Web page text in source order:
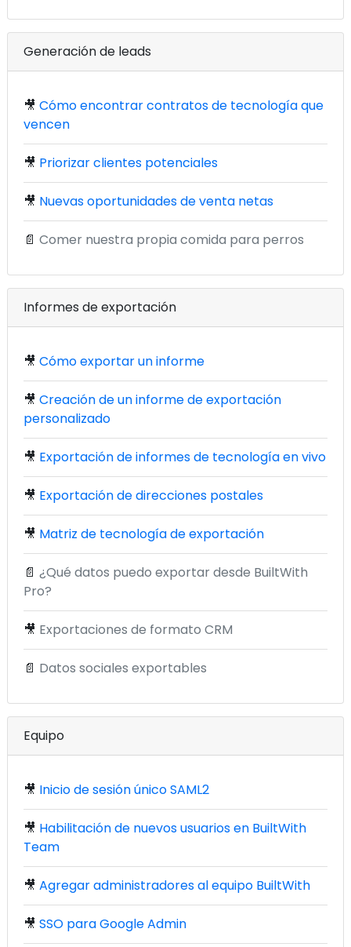
Generación de leads
🎥 Cómo encontrar contratos de tecnología que
vencen
🎥 Priorizar clientes potenciales
🎥 Nuevas oportunidades de venta netas
📄 Comer nuestra propia comida para perros
Informes de exportación
🎥 Cómo exportar un informe
🎥 Creación de un informe de exportación
personalizado
🎥 Exportación de informes de tecnología en vivo
🎥 Exportación de direcciones postales
🎥 Matriz de tecnología de exportación
📄 ¿Qué datos puedo exportar desde BuiltWith
Pro?
🎥 Exportaciones de formato CRM
📄 Datos sociales exportables
Equipo
🎥 Inicio de sesión único SAML2
🎥 Habilitación de nuevos usuarios en BuiltWith
Team
🎥 Agregar administradores al equipo BuiltWith
🎥 SSO para Google Admin